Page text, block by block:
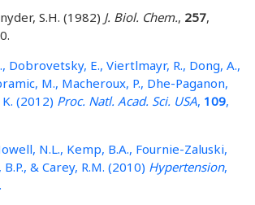
S.H. (1982) J. Biol. Chem., 257,
E., Viertlmayr, R., Dong, A.,
M., Macheroux, P., Dhe-Paganon,
(2012) Proc. Natl. Acad. Sci. USA, 109,
N.L., Kemp, B.A., Fournie-Zaluski,
B.P., & Carey, R.M. (2010) Hypertension,